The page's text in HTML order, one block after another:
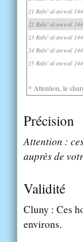
21 Rabi' al-awwal
22 Rabi' al-awwal
23 Rabi' al-awwal
24 Rabi' al-awwal
25 Rabi' al-awwal
* Attention, le
Précision
Attention :
auprès de
Validité
Cluny : Ces
environs.